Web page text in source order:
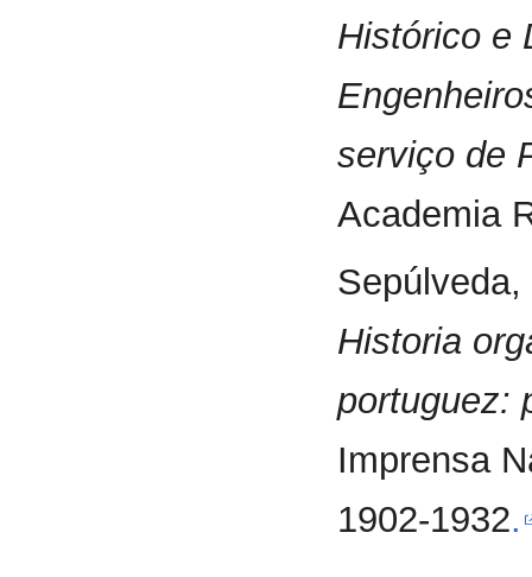
Histórico e
serviço de
Academia
Historia
portuguez:
Imprensa
1902-1932.